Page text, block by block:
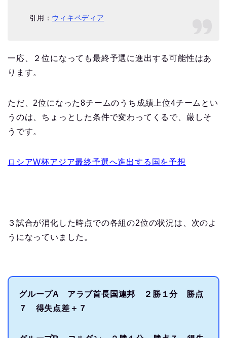
引用： ウィキペディア
一応、２位になっても最終予選に進出する可能性はあ
ります。
ただ、2位になった8チームのうち成績上位4チームとい
うのは、ちょっとした条件で変わってくるで、厳しそ
うです。
ロシアW杯アジア最終予選へ進出する国を予想
３試合が消化した時点での各組の2位の状況は、次のよ
うになっていました。
グループA アラブ首長国連邦 ２勝１分 勝点
７ 得失点差＋７